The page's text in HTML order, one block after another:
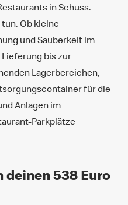
in Schuss.
Ob kleine
und Sauberkeit im
bis zur
Lagerbereichen,
für die
Anlagen im
Parkplätze
538 Euro